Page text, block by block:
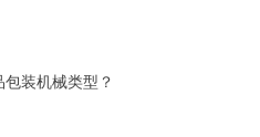
装机械类型？